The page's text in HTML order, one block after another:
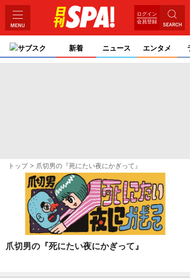
ログイン
会員登録
サブスク 新着 ニュース エンタメ
トップ 爪切男の『死にたい夜にかぎって』
爪切男の『死にたい夜にかぎって』